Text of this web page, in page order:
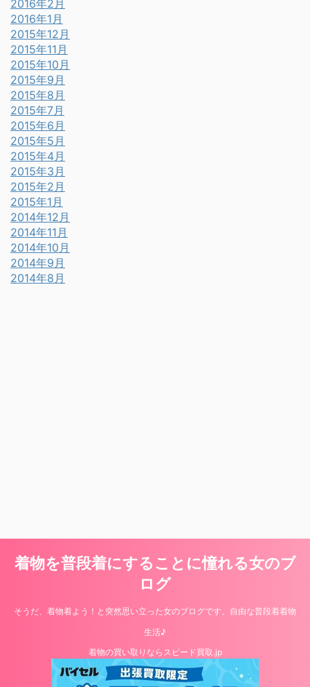
2016年2月
2016年1月
2015年12月
2015年11月
2015年10月
2015年9月
2015年8月
2015年7月
2015年6月
2015年5月
2015年4月
2015年3月
2015年2月
2015年1月
2014年12月
2014年11月
2014年10月
2014年9月
2014年8月
着物を普段着にすることに憧れる女のブ
ログ
そうだ、着物着よう！と突然思い立った女のブログです。自由な普段着着物
生活♪
着物の買い取りならスピード買取.jp